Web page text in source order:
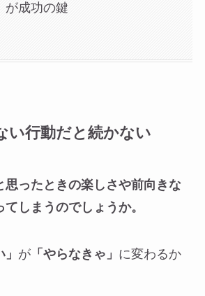
が成功の鍵
い行動だと続かない
思ったときの楽しさや前向きな
しまうのでしょうか。
が「やらなきゃ」 に変わるか